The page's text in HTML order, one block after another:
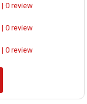
| 0 review
| 0 review
| 0 review